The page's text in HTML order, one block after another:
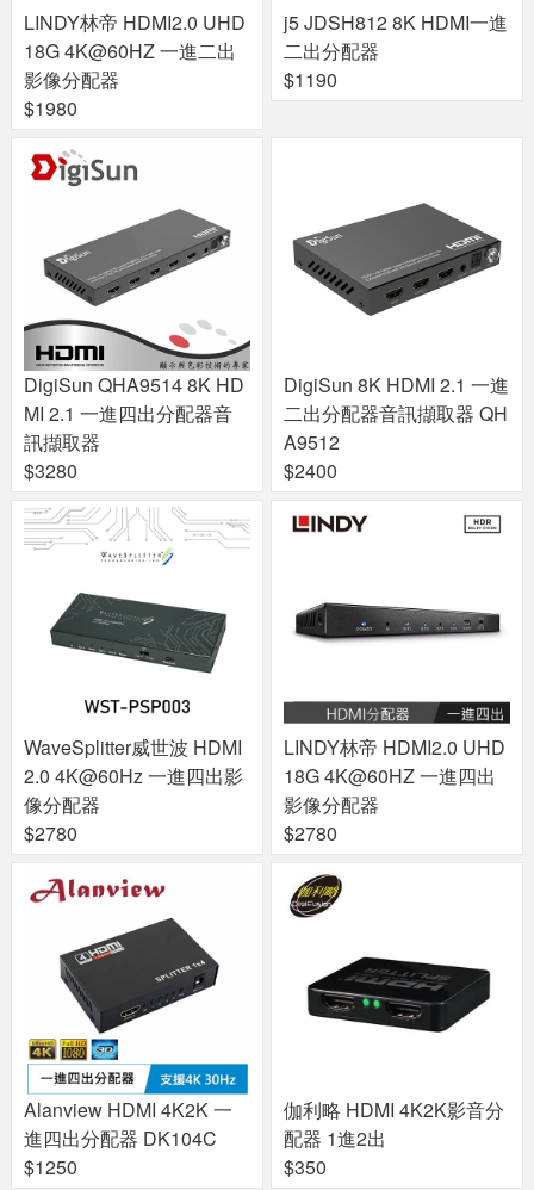
LINDY林帝 HDMI2.0 UHD
18G 4K@60HZ 一進二出
影像分配器
$1980
j5 JDSH812 8K HDMI一進
二出分配器
$1190
DigiSun QHA9514 8K HD
MI 2.1 一進四出分配器音
訊擷取器
$3280
DigiSun 8K HDMI 2.1 一進
二出分配器音訊擷取器 QH
A9512
$2400
WaveSplitter威世波 HDMI
2.0 4K@60Hz 一進四出影
像分配器
$2780
LINDY林帝 HDMI2.0 UHD
18G 4K@60HZ 一進四出
影像分配器
$2780
Alanview HDMI 4K2K 一
進四出分配器 DK104C
$1250
伽利略 HDMI 4K2K影音分
配器 1進2出
$350